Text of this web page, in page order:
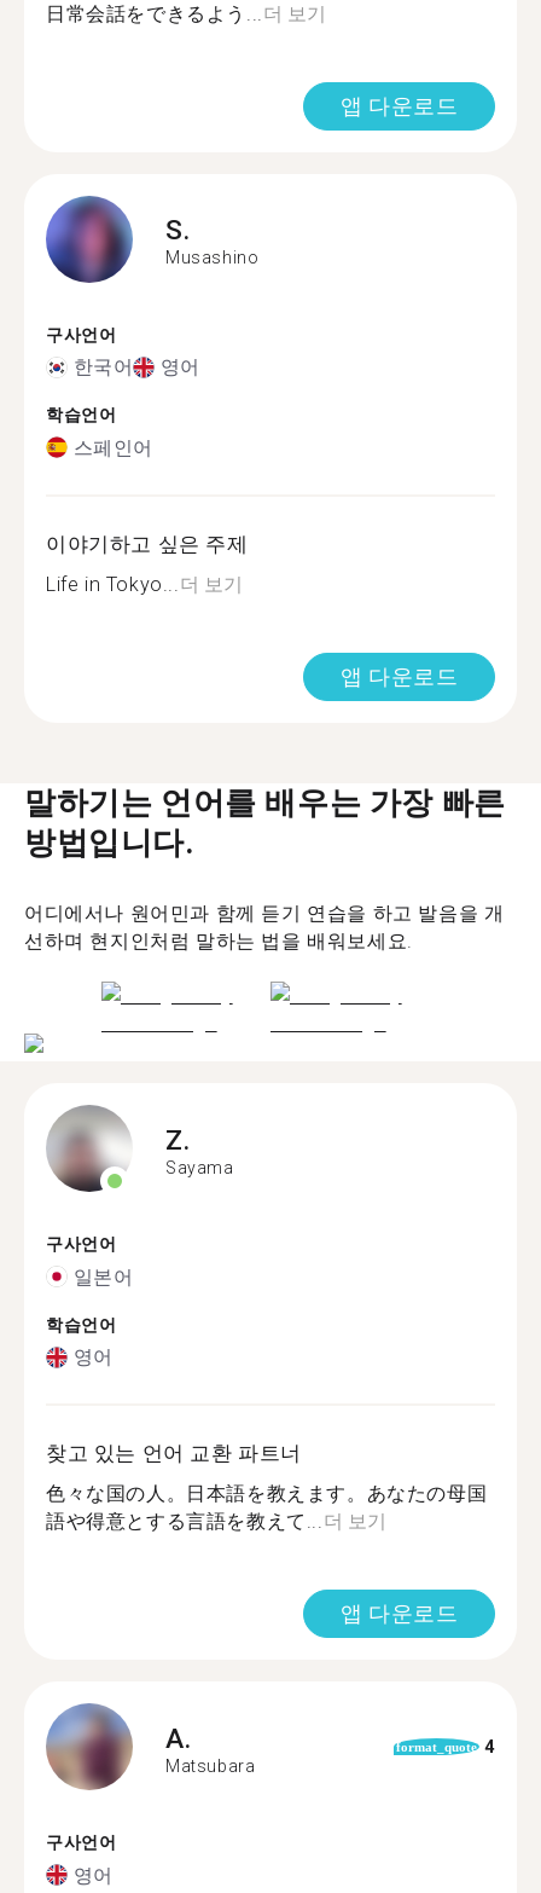
日常会話をできるよう... 더 보기
앱 다운로드
S.
Musashino
구사언어
한국어 영어
학습언어
스페인어
이야기하고 싶은 주제
Life in Tokyo... 더 보기
앱 다운로드
말하기는 언어를 배우는 가장 빠른
방법입니다.
어디에서나 원어민과 함께 듣기 연습을 하고 발음을 개
선하며 현지인처럼 말하는 법을 배워보세요.
Z.
Sayama
구사언어
일본어
학습언어
영어
찾고 있는 언어 교환 파트너
色々な国の人。日本語を教えます。あなたの母国
語や得意とする言語を教えて...더 보기
앱 다운로드
A.
Matsubara
format_quote 4
구사언어
영어